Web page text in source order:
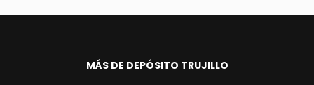
MÁS DE DEPÓSITO TRUJILLO